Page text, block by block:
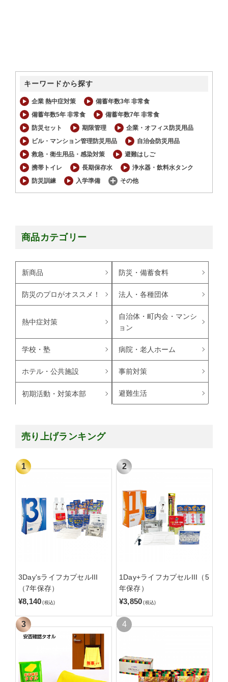
キーワードから探す
企業 熱中症対策
備蓄年数3年 非常食
備蓄年数5年 非常食
備蓄年数7年 非常食
防災セット
期限管理
企業・オフィス防災用品
ビル・マンション管理防災用品
自治会防災用品
救急・衛生用品・感染対策
避難はしご
携帯トイレ
長期保存水
浄水器・飲料水タンク
防災訓練
入学準備 その他
商品カテゴリー
新商品 防災・備蓄食料
防災のプロがオススメ！ 法人・各種団体
熱中症対策
自治体・町内会・マンシ
ョン
学校・塾 病院・老人ホーム
ホテル・公共施設 事前対策
初期活動・対策本部 避難生活
売り上げランキング
3Day'sライフカプセルIII
（7年保存）
¥8,140 (税込)
1Day+ライフカプセルIII（5
年保存）
¥3,850 (税込)